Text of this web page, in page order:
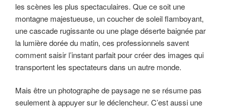
les scènes les plus spectaculaires. Que ce soit une
montagne majestueuse, un coucher de soleil flamboyant,
une cascade rugissante ou une plage déserte baignée par
la lumière dorée du matin, ces professionnels savent
comment saisir l’instant parfait pour créer des images qui
transportent les spectateurs dans un autre monde.
Mais être un photographe de paysage ne se résume pas
seulement à appuyer sur le déclencheur. C’est aussi une